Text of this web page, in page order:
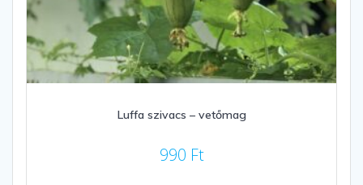
Luffa szivacs – vetőmag
990 Ft